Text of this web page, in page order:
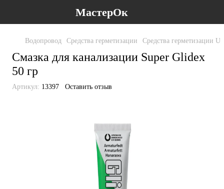
МастерОк
Водопровод Средства герметизации Средства герметизации
Cмазка для канализации Super Glidex
50 гр
Артикул: 13397 Оставить отзыв